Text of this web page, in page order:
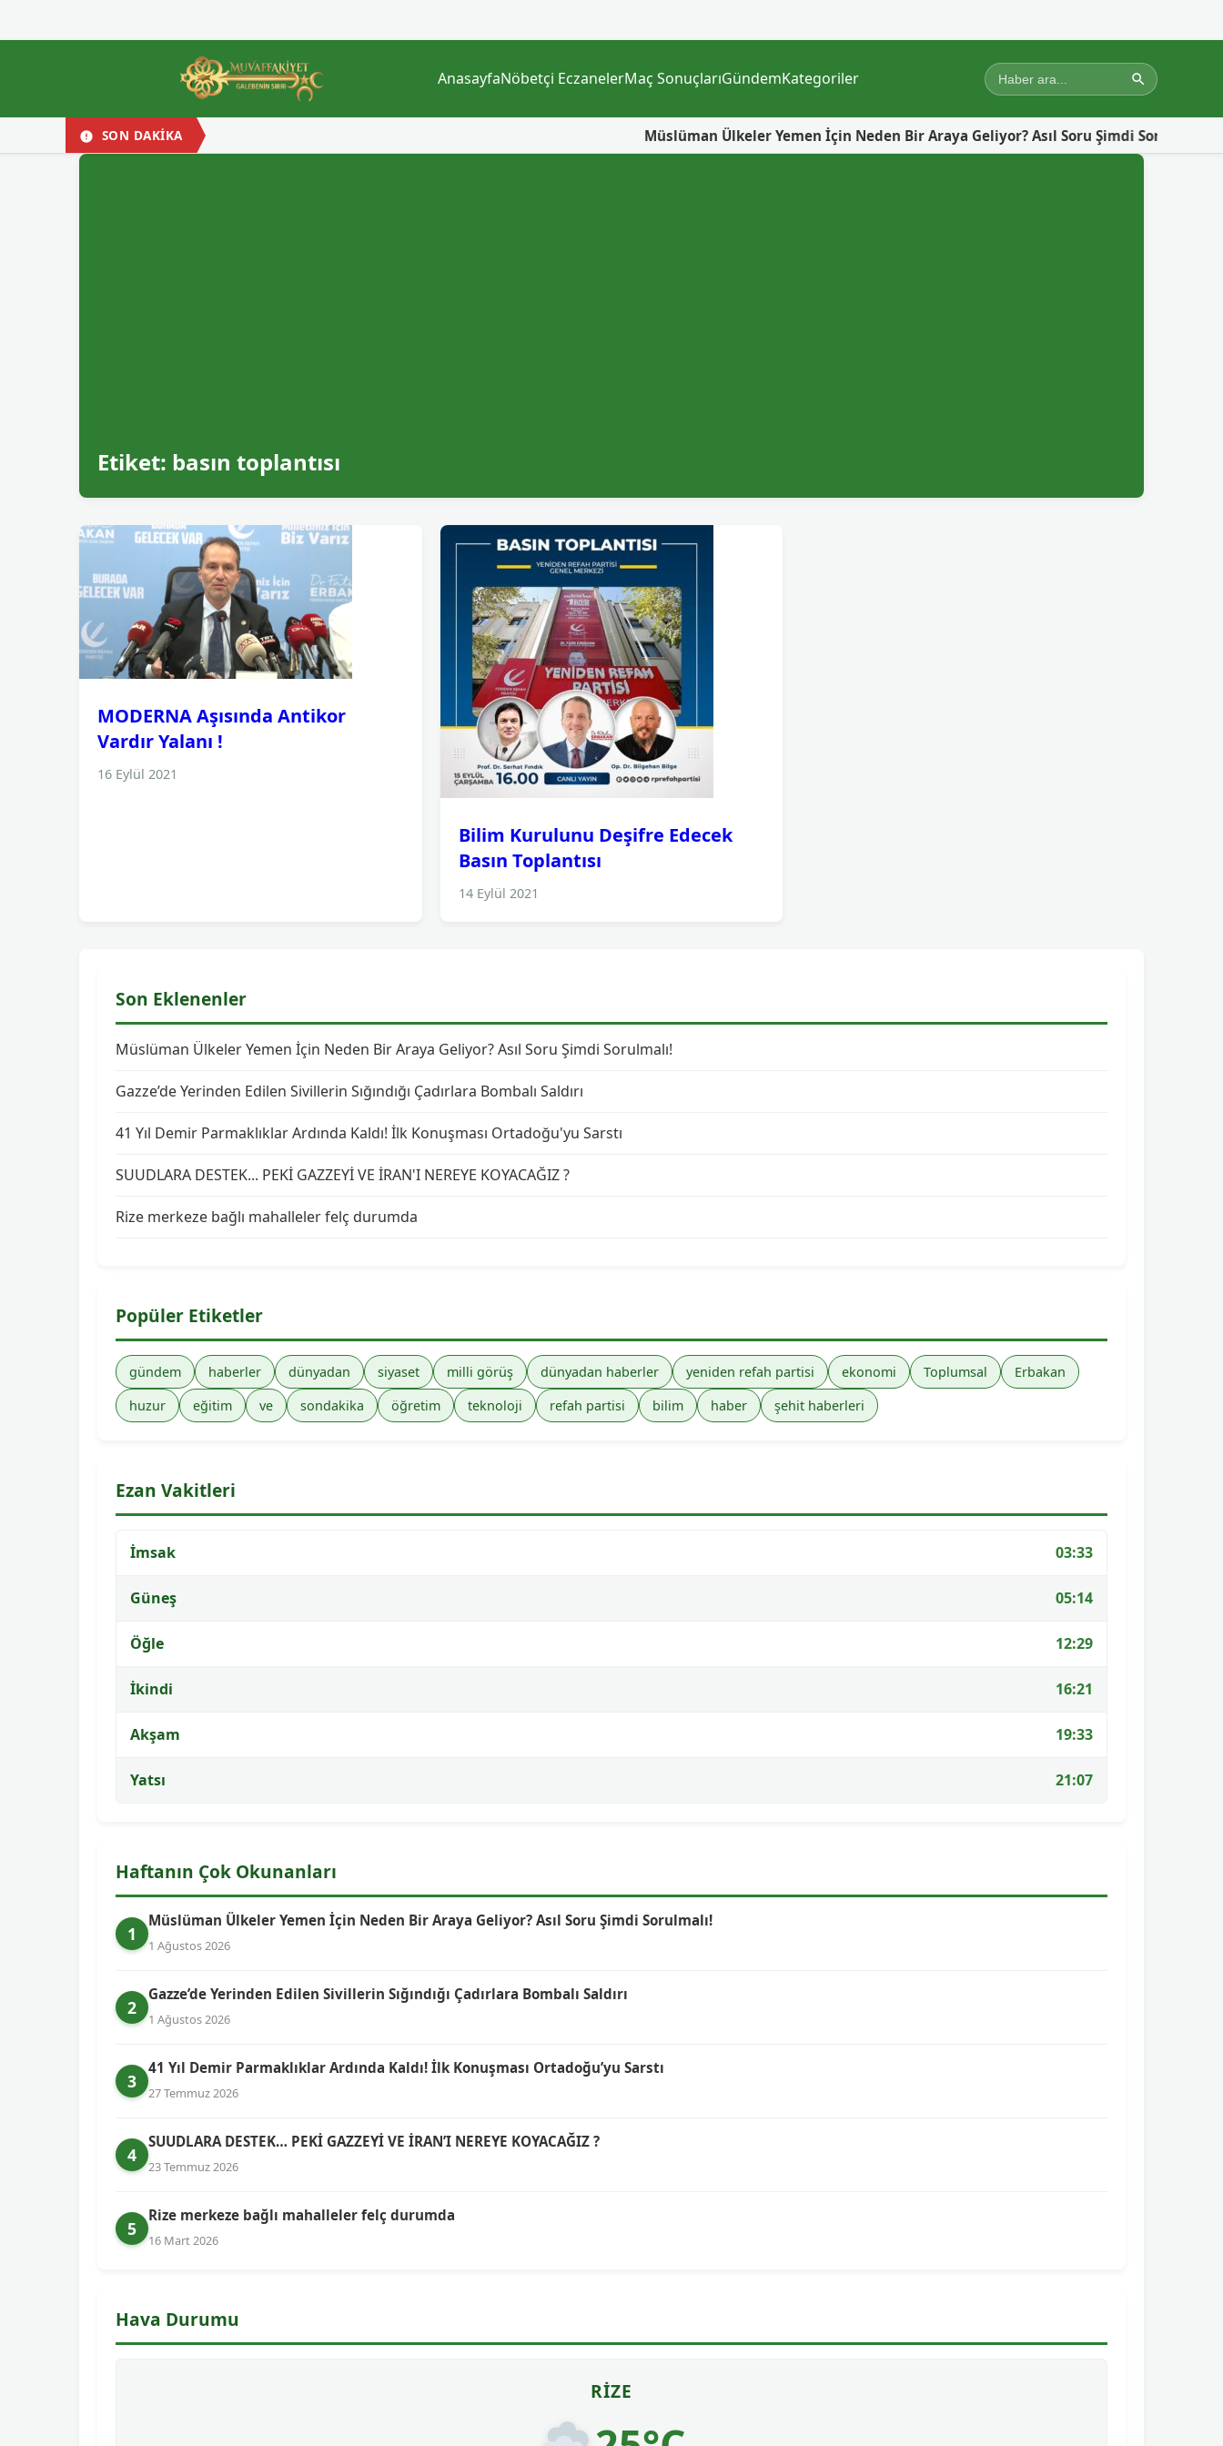
AnasayfaNöbetçi EczanelerMaç SonuçlarıGündemKategoriler
SON DAKİKA Müslüman Ülkeler Yemen İçin Neden Bir Araya Geliyor? Asıl Soru Şimdi Sorulmalı!
Etiket: basın toplantısı
MODERNA Aşısında Antikor
Vardır Yalanı !
16 Eylül 2021
Bilim Kurulunu Deşifre Edecek
Basın Toplantısı
14 Eylül 2021
Son Eklenenler
Müslüman Ülkeler Yemen İçin Neden Bir Araya Geliyor? Asıl Soru Şimdi Sorulmalı!
Gazze’de Yerinden Edilen Sivillerin Sığındığı Çadırlara Bombalı Saldırı
41 Yıl Demir Parmaklıklar Ardında Kaldı! İlk Konuşması Ortadoğu'yu Sarstı
SUUDLARA DESTEK... PEKİ GAZZEYİ VE İRAN'I NEREYE KOYACAĞIZ ?
Rize merkeze bağlı mahalleler felç durumda
Popüler Etiketler
gündem haberler dünyadan siyaset milli görüş dünyadan haberler yeniden refah partisi ekonomi Toplumsal
Erbakan
huzur
eğitim ve sondakika öğretim teknoloji refah partisi bilim haber şehit haberleri
Ezan Vakitleri
İmsak 03:33
Güneş 05:14
Öğle 12:29
İkindi 16:21
Akşam 19:33
Yatsı 21:07
Haftanın Çok Okunanları
1
Müslüman Ülkeler Yemen İçin Neden Bir Araya Geliyor? Asıl Soru Şimdi Sorulmalı!
1 Ağustos 2026
2
Gazze’de Yerinden Edilen Sivillerin Sığındığı Çadırlara Bombalı Saldırı
1 Ağustos 2026
3
41 Yıl Demir Parmaklıklar Ardında Kaldı! İlk Konuşması Ortadoğu’yu Sarstı
27 Temmuz 2026
4
SUUDLARA DESTEK… PEKİ GAZZEYİ VE İRAN’I NEREYE KOYACAĞIZ ?
23 Temmuz 2026
5
Rize merkeze bağlı mahalleler felç durumda
16 Mart 2026
Hava Durumu
RIZE